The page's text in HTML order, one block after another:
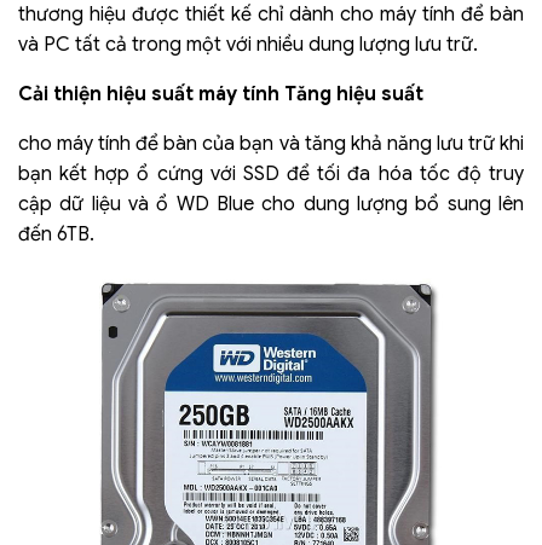
thương hiệu được thiết kế chỉ dành cho máy tính để bàn
và PC tất cả trong một với nhiều dung lượng lưu trữ.
Cải thiện hiệu suất máy tính Tăng hiệu suất
cho máy tính để bàn của bạn và tăng khả năng lưu trữ khi
bạn kết hợp ổ cứng với SSD để tối đa hóa tốc độ truy
cập dữ liệu và ổ WD Blue cho dung lượng bổ sung lên
đến 6TB.